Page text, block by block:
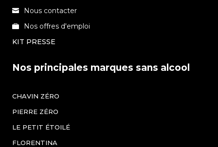
Nous contacter
Nos offres d'emploi
KIT PRESSE
Nos principales marques sans alcool
CHAVIN ZÉRO
PIERRE ZÉRO
LE PETIT ÉTOILÉ
FLORENTINA